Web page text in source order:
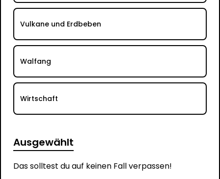
Vulkane und Erdbeben
Walfang
Wirtschaft
Ausgewählt
Das solltest du auf keinen Fall verpassen!